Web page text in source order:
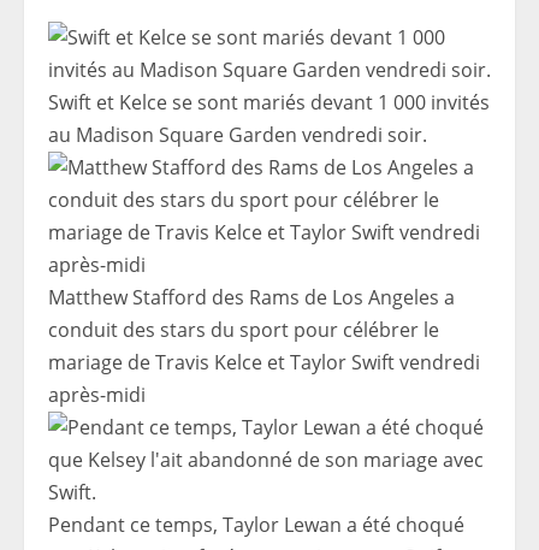
Swift et Kelce se sont mariés devant 1 000 invités
au Madison Square Garden vendredi soir.
Matthew Stafford des Rams de Los Angeles a
conduit des stars du sport pour célébrer le
mariage de Travis Kelce et Taylor Swift vendredi
après-midi
Pendant ce temps, Taylor Lewan a été choqué